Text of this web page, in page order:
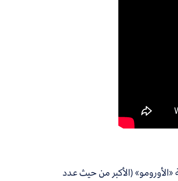
«الأورومو» (الأكبر من حيث عدد